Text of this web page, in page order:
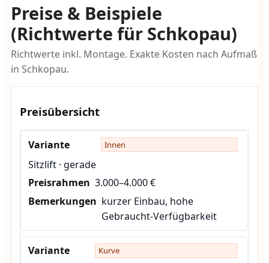
Preise & Beispiele
(Richtwerte für Schkopau)
Richtwerte inkl. Montage. Exakte Kosten nach Aufmaß
in Schkopau.
Preisübersicht
Innen
Sitzlift · gerade
3.000–4.000 €
kurzer Einbau, hohe
Gebraucht-Verfügbarkeit
Kurve